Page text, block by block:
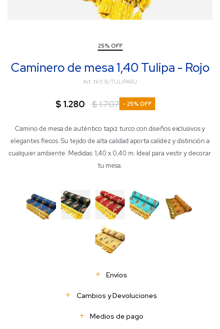
25% OFF
Caminero de mesa 1,40 Tulipa - Rojo
tk11.8/TULIPARJ
$ 1.280 $1.707 25
Camino de mesa de auténtico tapiz turco con diseños exclusivos y
elegantes flecos. Su tejido de alta calidad aporta calidez y distinción a
cualquier ambiente. Medidas: 1,40 x 0,40 m. Ideal para vestir y decorar
tu mesa.
Envíos
Cambios y Devoluciones
Medios de pago